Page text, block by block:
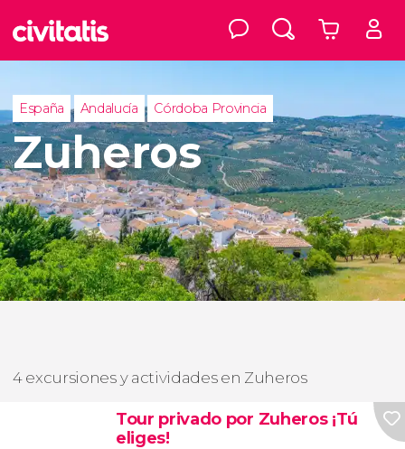
España Andalucía Córdoba Provincia
Zuheros
4 excursiones y actividades en Zuheros
Tour privado por Zuheros ¡Tú
eliges!